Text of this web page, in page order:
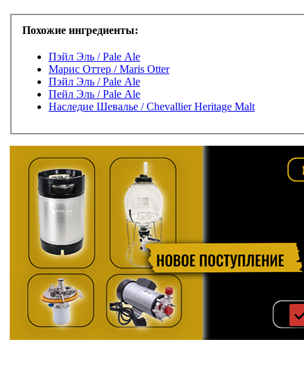
Похожие ингредиенты:
Пэйл Эль / Pale Ale
Марис Оттер / Maris Otter
Пэйл Эль / Pale Ale
Пейл Эль / Pale Ale
Наследие Шевалье / Chevallier Heritage Malt